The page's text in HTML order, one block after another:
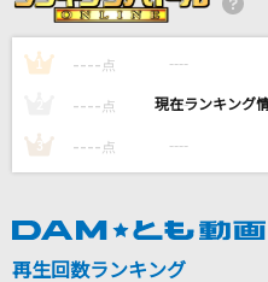
[名演]シングルベッド
樹」
DAMの新曲・
カラオケ最新
1 ---- 点 ----
---- 点 ----
3 ---- 点 ----
再生回数ランキング